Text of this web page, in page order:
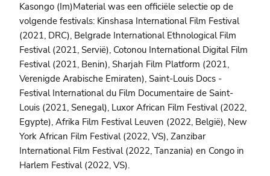
Kasongo (Im)Material was een officiële selectie op de
volgende festivals: Kinshasa International Film Festival
(2021, DRC), Belgrade International Ethnological Film
Festival (2021, Servië), Cotonou International Digital Film
Festival (2021, Benin), Sharjah Film Platform (2021,
Verenigde Arabische Emiraten), Saint-Louis Docs -
Festival International du Film Documentaire de Saint-
Louis (2021, Senegal), Luxor African Film Festival (2022,
Egypte), Afrika Film Festival Leuven (2022, België), New
York African Film Festival (2022, VS), Zanzibar
International Film Festival (2022, Tanzania) en Congo in
Harlem Festival (2022, VS).